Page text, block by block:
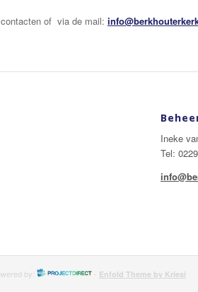
of via de mail:
Ineke
Tel:
by: - Enfold Theme by Kriesi